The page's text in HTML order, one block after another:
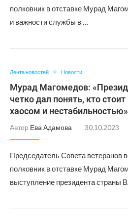
полковник в отставке Мурад
и важности службы в …
Лента новостей Новости
Мурад Магомедов:
четко дал понять, кто
хаосом и нестабильностью»
Автор Ева Адамова 30.10.2023
Председатель Совета ветеранов
полковник в отставке Мурад
выступление президента страны